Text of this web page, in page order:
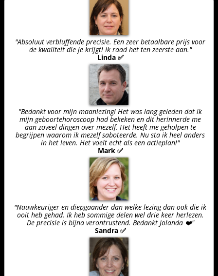
"Absoluut verbluffende precisie. Een zeer betaalbare prijs voor
de kwaliteit die je krijgt! Ik raad het ten zeerste aan."
Linda ✅
"Bedankt voor mijn maanlezing! Het was lang geleden dat ik
mijn geboortehoroscoop had bekeken en dit herinnerde me
aan zoveel dingen over mezelf. Het heeft me geholpen te
begrijpen waarom ik mezelf saboteerde. Nu sta ik heel anders
in het leven. Het voelt echt als een actieplan!"
Mark ✅
"Nauwkeuriger en diepgaander dan welke lezing dan ook die ik
ooit heb gehad. Ik heb sommige delen wel drie keer herlezen.
De precisie is bijna verontrustend. Bedankt Jolanda ❤️"
Sandra ✅